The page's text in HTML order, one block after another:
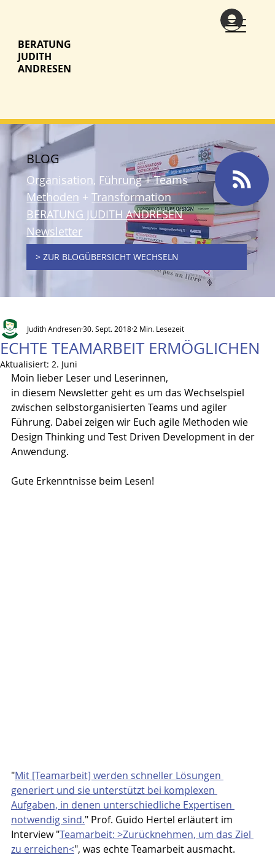
BERATUNG
JUDITH
ANDRESEN
BLOG
Organisation, Führung+Teams
Methoden +Transformation
BERATUNG JUDITH ANDRESEN
Newsletter
> ZUR BLOGÜBERSICHT WECHSELN
ECHTE TEAMARBEIT ERMÖGLICHEN
Judith Andresen30. Sept. 2018 2 Min. Lesezeit
Aktualisiert: 2. Juni
Moin lieber Leser und Leserinnen,
in diesem Newsletter geht es um das Wechselspiel
zwischen selbstorganisierten Teams und agiler
Führung. Dabei zeigen wir Euch agile Methoden wie
Design Thinking und Test Driven Development in der
Anwendung.
Gute Erkenntnisse beim Lesen!
"Mit [Teamarbeit] werden schneller Lösungen
generiert und sie unterstützt bei komplexen
Aufgaben, in denen unterschiedliche Expertisen
notwendig sind." Prof. Guido Hertel erläutert im
Interview "Teamarbeit: >Zurücknehmen, um das Ziel
zu erreichen<", was echte Teamarbeit ausmacht.